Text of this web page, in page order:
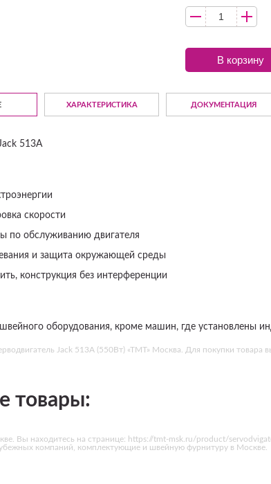
В корзину
ХАРАКТЕРИСТИКА ДОКУМЕНТАЦИЯ
513A
скорости
по обслуживанию двигателя
и защита окружающей среды
конструкция без интерференции
оборудования, кроме машин, где установлены
Jack 513А (550Вт) «ТМТ» Москва. Для покупки товара
товары:
Вы находитесь на странице: https://tmt-msk.ru/product/
компаний, комплектующие и швейную фурнитуру в Москве.